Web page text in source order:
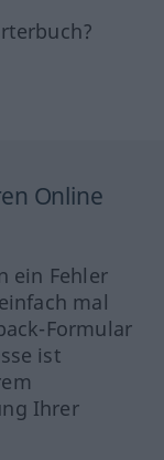
Online
ein Fehler
mal
Formular
ist
Ihrer